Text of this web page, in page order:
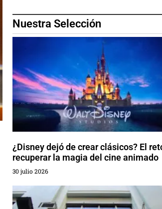
Nuestra Selección
¿Disney dejó de crear clásicos? El
recuperar la magia del cine animado
30 julio 2026